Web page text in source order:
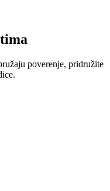
poverenje, pridružite